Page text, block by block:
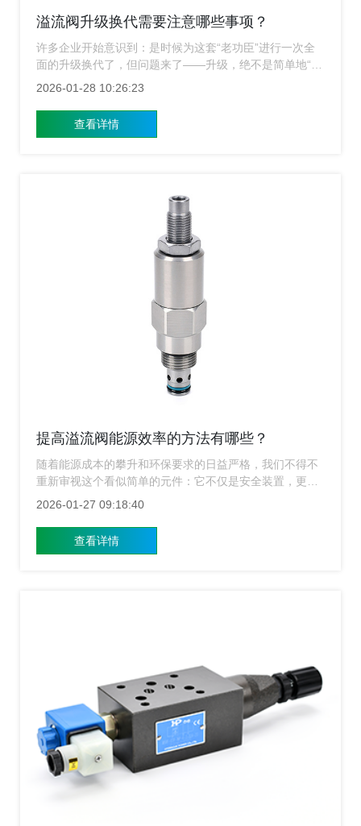
溢流阀升级换代需要注意哪些事项？
许多企业开始意识到：是时候为这套“老功臣”进行一次全
面的升级换代了，但问题来了——升级，绝不是简单地“换
新”就行，上海溢流阀厂家​进行一次成功的溢流阀升级，背
2026-01-28 10:26:23
查看详情
提高溢流阀能源效率的方法有哪些？
随着能源成本的攀升和环保要求的日益严格，我们不得不
重新审视这个看似简单的元件：它不仅是安全装置，更是
影响整个系统能效的关键一环，上海溢流阀厂家知道，提
统“节能潜力”的深度挖掘。
2026-01-27 09:18:40
查看详情